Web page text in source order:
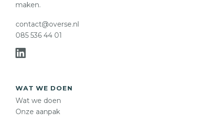
maken.
contact@overse.nl
085 536 44 01
WAT WE DOEN
Wat we doen
Onze aanpak